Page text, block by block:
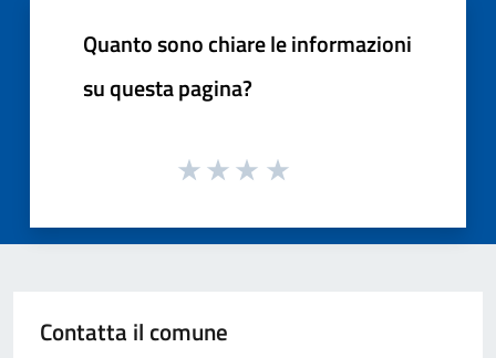
Quanto sono chiare le informazioni
su questa pagina?
Contatta il comune